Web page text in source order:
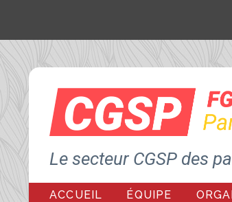
Le secteur CGSP des
ACCUEIL ÉQUIPE